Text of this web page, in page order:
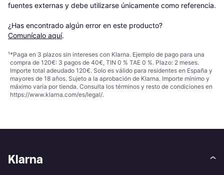
fuentes externas y debe utilizarse únicamente como referencia.
¿Has encontrado algún error en este producto?
Comunícalo aquí.
¹*Paga en 3 plazos sin intereses con Klarna. Ejemplo de pago para una
compra de 120€: 3 pagos de 40€, TIN 0 % TAE 0 %. Plazo: 2 meses.
Importe total adeudado 120€. Solo es válido para residentes en España y
mayores de 18 años. Sujeto a la aprobación de Klarna. Importe mínimo y
máximo varía por tienda. Consulta los términos y resto de condiciones en
https://www.klarna.com/es/legal/.
Klarna